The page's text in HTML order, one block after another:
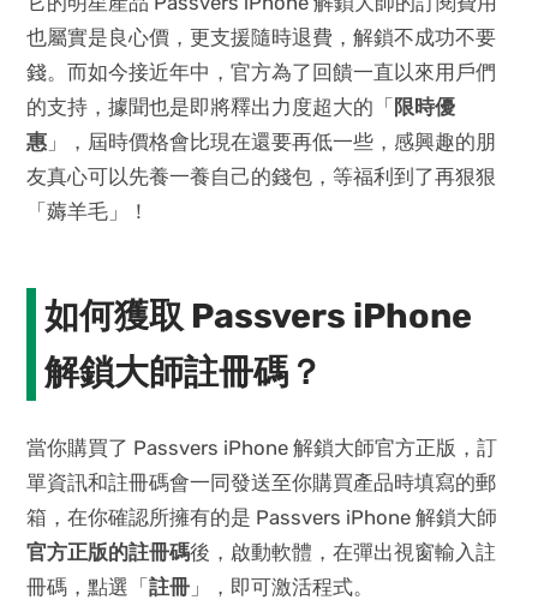
也屬實是良心價，更支援隨時退費，解鎖不成功不要
錢。而如今接近年中，官方為了回饋一直以來用戶們
的支持，據聞也是即將釋出力度超大的「限時優
惠 」，屆時價格會比現在還要再低一些，感興趣的朋
友真心可以先養一養自己的錢包，等福利到了再狠狠
「薅羊毛」！
如何獲取 Passvers iPhone
解鎖大師註冊碼？
當你購買了 Passvers iPhone 解鎖大師官方正版，訂
單資訊和註冊碼會一同發送至你購買產品時填寫的郵
箱，在你確認所擁有的是 Passvers iPhone 解鎖大師
官方正版的註冊碼後，啟動軟體，在彈出視窗輸入註
冊碼，點選「註冊 」，即可激活程式。